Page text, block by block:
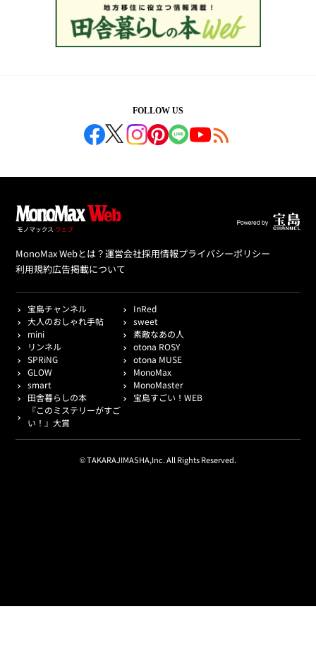
FOLLOW US
MonoMax Webとは？運営会社採用情報プライバシーポリシー
利用規約広告掲載について
宝島チャンネル
InRed
大人のおしゃれ手帖
sweet
mini
素敵なあの人
リンネル
otona ROSY
SPRiNG
otona MUSE
GLOW
MonoMax
smart
MonoMaster
田舎暮らしの本
宝島すごい！WEB
『このミステリーがすご
い！』大賞
© TAKARAJIMASHA,Inc. All Rights Reserved.